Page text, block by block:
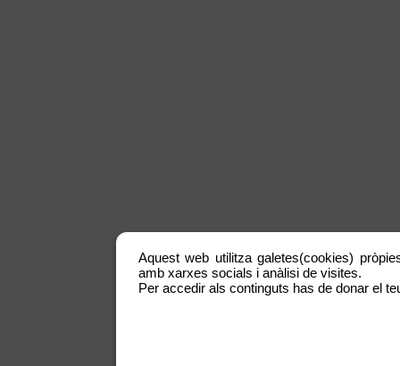
Aquest web utilitza galetes(cookies)
amb xarxes socials i anàlisi de visites.
Per accedir als continguts has de donar el